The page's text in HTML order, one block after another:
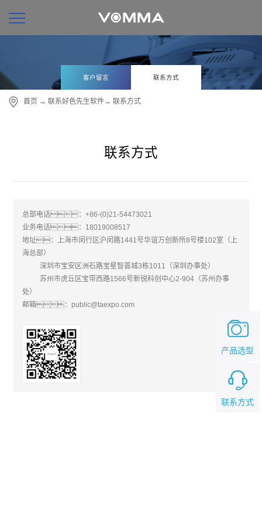
客户留言 联系方式
首页 → 联系好色先生软件→ 联系方式
联系方式
总部电话：+86-(0)21-54473021
业务电话：18019008517
地址：上海市闵行区沪闵路1441号华谊万创新所8号楼102室（上
海总部）
深圳市宝安区洲石路宝星智荟城3栋1011（深圳办事处）
苏州市虎丘区宝带西路1566号新锐科创中心2-904（苏州办事
处）
邮箱：public@taexpo.com
联系方式
产品选型